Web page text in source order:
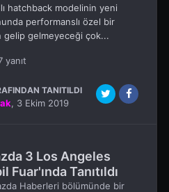
hatchback modelinin yeni
performanslı özel bir
gelip gelmeyeceği çok...
yanıt
TANITILDI
, 3 Ekim 2019
3 Los Angeles
Fuar'ında Tanıtıldı
Haberleri bölümünde bir